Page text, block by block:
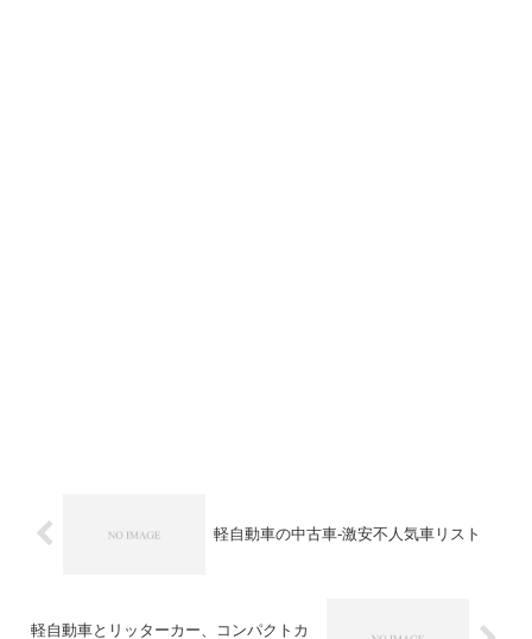
軽自動車の中古車-激安不人気車リスト
軽自動車とリッターカー、コンパクトカ